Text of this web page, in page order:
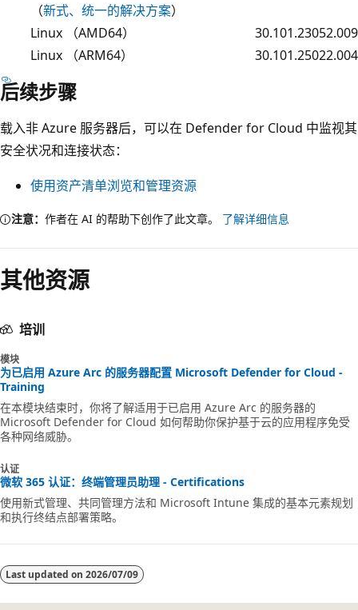
（新式、统一的解决方案）
Linux （AMD64）
30.101.23052.009
Linux （ARM64）
30.101.25022.004
后续步骤
载入非 Azure 服务器后，可以在 Defender for Cloud 中监视其
安全状况和连接状态：
使用资产清单浏览和管理资源
注意： 作者在 AI 的帮助下创作了此文章。 了解详细信息
其他资源
培训
模块
为已启用 Azure Arc 的服务器配置 Microsoft Defender for Cloud -
Training
在本模块结束时，你将了解适用于已启用 Azure Arc 的服务器的
Microsoft Defender for Cloud 如何帮助你保护基于云的应用程序免受
各种网络威胁。
认证
微软 365 认证：终端管理员助理 - Certifications
使用新式管理、共同管理方法和 Microsoft Intune 集成的基本元素规划
和执行终结点部署策略。
Last updated on 2026/07/09